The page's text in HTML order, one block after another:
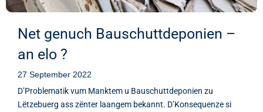
Net genuch Bauschuttdeponien –
an elo ?
27 September 2022
D’Problematik vum Manktem u Bauschuttdeponien zu
Lëtzebuerg ass zënter laangem bekannt. D’Konsequenze si